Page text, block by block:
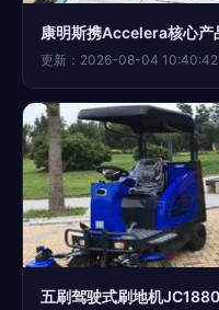
更新：2026-08-04 10:40:42
五刷驾驶式刷地机